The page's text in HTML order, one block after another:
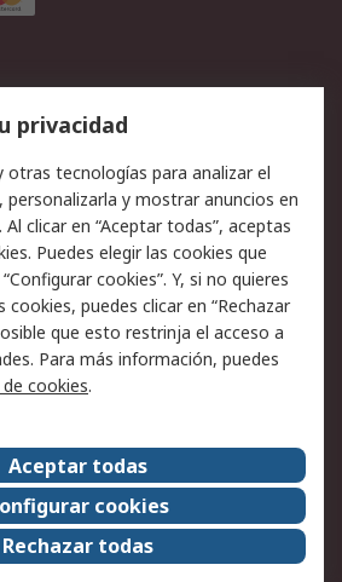
Devoluciones
Soporte técnico
Política de privacidad -
Actualizada
Seguridad de emails
Condiciones de venta
RS Group
Sala de prensa
privacidad
otras tecnologías para analizar el
personalizarla y mostrar anuncios en
clicar en “Aceptar todas”, aceptas
Puedes elegir las cookies que
cookies”. Y, si no quieres
puedes clicar en “Rechazar
que esto restrinja el acceso a
Para más información, puedes
cookies.
Aceptar todas
cookies
Rechazar todas